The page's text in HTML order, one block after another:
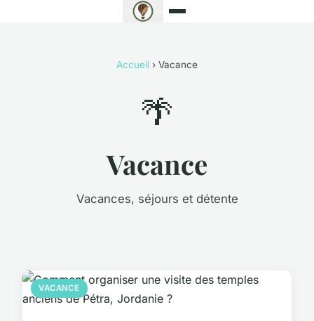
Accueil › Vacance
🌴
Vacance
Vacances, séjours et détente
VACANCE